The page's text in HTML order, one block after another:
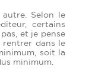
Selon le
certains
et je pense
rentrer dans le
soit la
minimum.